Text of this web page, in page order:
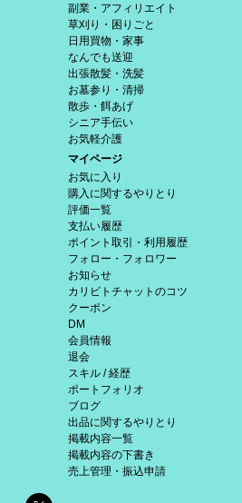
副業・アフィリエイト
草刈り・困りごと
日用買物・家事
なんでも送迎
出張散髪・洗髪
お墓参り・清掃
散歩・餌あげ
シニア手伝い
お気軽介護
マイページ
お気に入り
購入に関するやりとり
評価一覧
支払い履歴
ポイント取引・利用履歴
フォロー・フォロワー
お知らせ
カリビトチャットのコツ
クーポン
DM
会員情報
退会
スキル / 経歴
ポートフォリオ
ブログ
出品に関するやりとり
掲載内容一覧
掲載内容の下書き
売上管理・振込申請